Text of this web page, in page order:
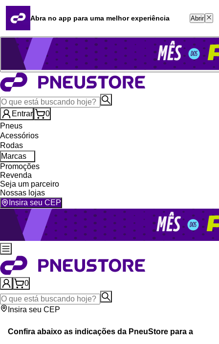
Quero revender
Blog
Whatsapp (16) 99764-8401
Televendas (47) 3046-2551
Entrar
0
Pneus
Acessórios
Rodas
Marcas
Promoções
Revenda
Seja um parceiro
Nossas lojas
Insira seu CEP
0
Insira seu CEP
Confira abaixo as indicações da PneuStore para a
Abra no app para uma melhor experiência Abrir